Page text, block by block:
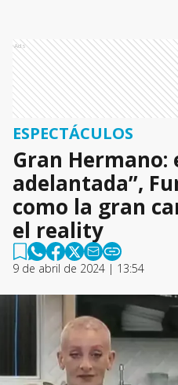
Ads
ESPECTÁCULOS
Gran Hermano:
adelantada”,
como la gran
el reality
9 de abril de 2024 | 13:54